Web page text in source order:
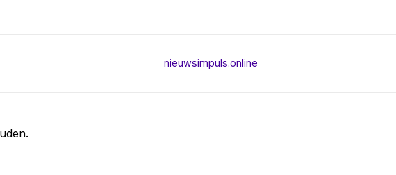
nieuwsimpuls.online